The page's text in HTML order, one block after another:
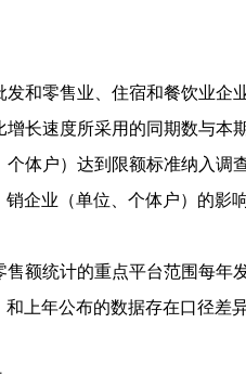
零售业、住宿和餐饮业企业
增长速度所采用的同期数与本
个体户）达到限额标准纳入调
企业（单位、个体户）的影响
统计的重点平台范围每年发
上年公布的数据存在口径差